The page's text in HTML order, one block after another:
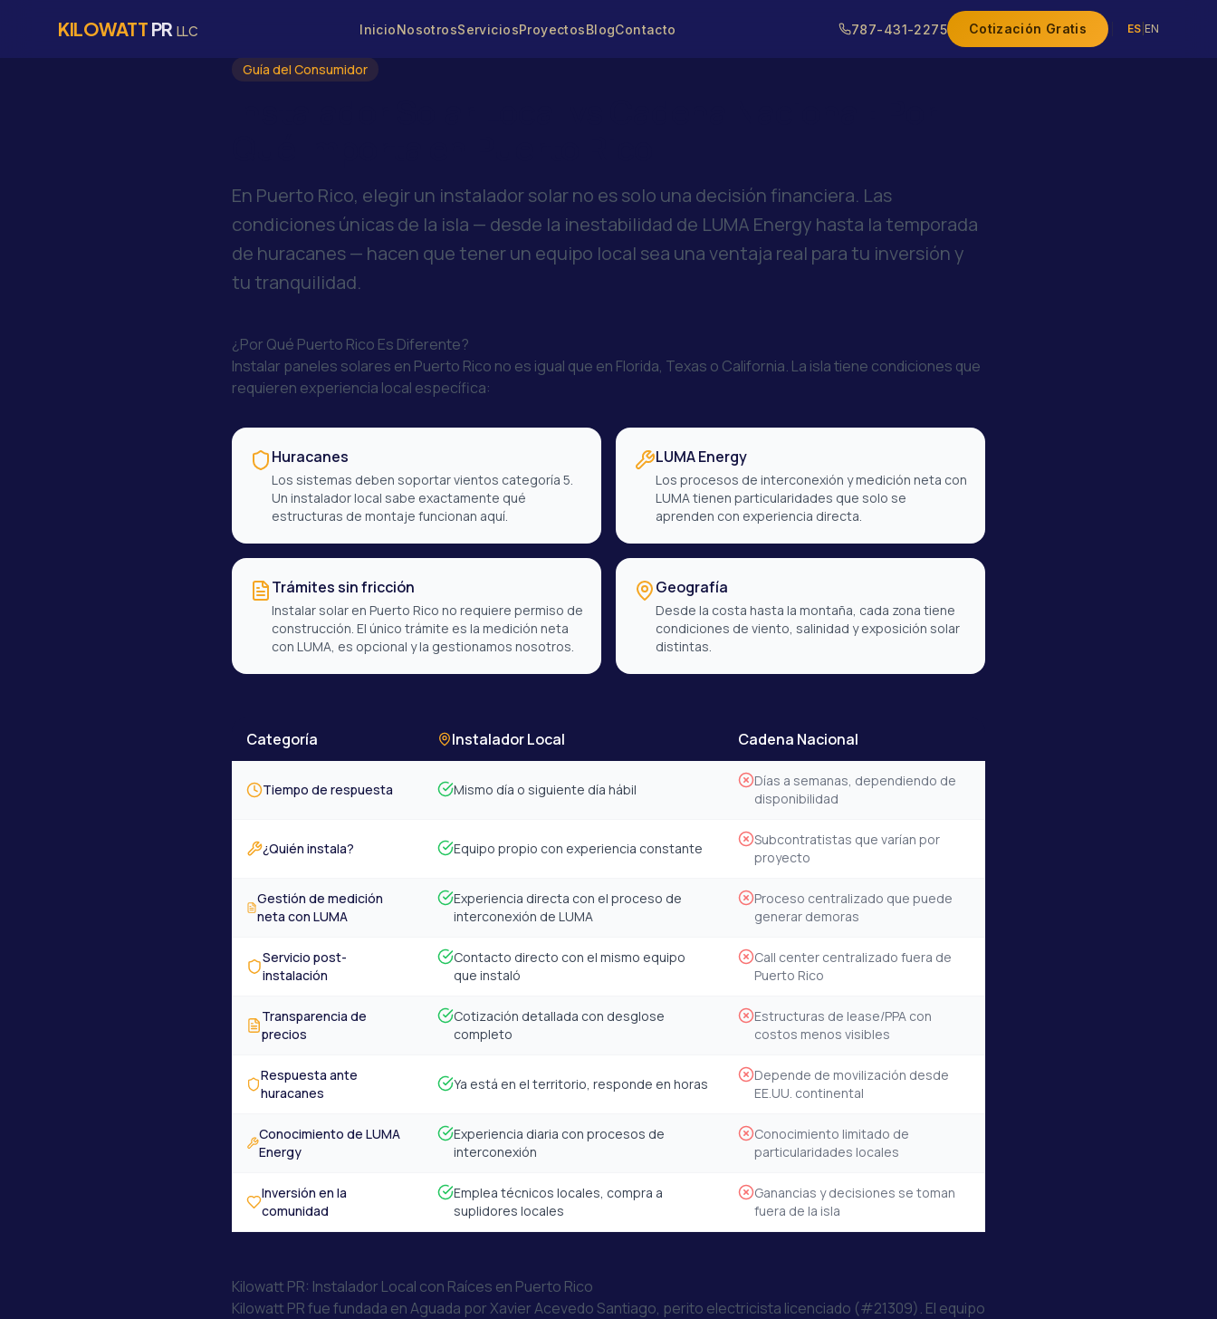
KILOWATT PR LLC InicioNosotrosServiciosProyectosBlogContacto 787-431-2275 Cotización Gratis ES EN
Guía del Consumidor
En Puerto Rico, elegir un instalador solar no es solo una decisión financiera. Las
condiciones únicas de la isla — desde la inestabilidad de LUMA Energy hasta la temporada
de huracanes — hacen que tener un equipo local sea una ventaja real para tu inversión y
tu tranquilidad.
¿Por Qué Puerto Rico Es Diferente?
Instalar paneles solares en Puerto Rico no es igual que en Florida, Texas o California. La isla tiene condiciones que
requieren experiencia local específica:
Huracanes
Los sistemas deben soportar vientos categoría 5.
Un instalador local sabe exactamente qué
estructuras de montaje funcionan aquí.
LUMA Energy
Los procesos de interconexión y medición neta con
LUMA tienen particularidades que solo se
aprenden con experiencia directa.
Trámites sin fricción
Instalar solar en Puerto Rico no requiere permiso de
construcción. El único trámite es la medición neta
con LUMA, es opcional y la gestionamos nosotros.
Geografía
Desde la costa hasta la montaña, cada zona tiene
condiciones de viento, salinidad y exposición solar
distintas.
Categoría Instalador Local Cadena Nacional
Tiempo de respuesta Mismo día o siguiente día hábil
Días a semanas, dependiendo de
disponibilidad
¿Quién instala? Equipo propio con experiencia constante
Subcontratistas que varían por
proyecto
Gestión de medición
neta con LUMA
Experiencia directa con el proceso de
interconexión de LUMA
Proceso centralizado que puede
generar demoras
Servicio post-
instalación
Contacto directo con el mismo equipo
que instaló
Call center centralizado fuera de
Puerto Rico
Transparencia de
precios
Cotización detallada con desglose
completo
Estructuras de lease/PPA con
costos menos visibles
Respuesta ante
huracanes
Ya está en el territorio, responde en horas
Depende de movilización desde
EE.UU. continental
Conocimiento de LUMA
Energy
Experiencia diaria con procesos de
interconexión
Conocimiento limitado de
particularidades locales
Inversión en la
comunidad
Emplea técnicos locales, compra a
suplidores locales
Ganancias y decisiones se toman
fuera de la isla
Kilowatt PR: Instalador Local con Raíces en Puerto Rico
Kilowatt PR fue fundada en Aguada por Xavier Acevedo Santiago, perito electricista licenciado (#21309). El equipo